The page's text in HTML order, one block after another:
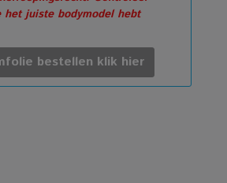
juiste bodymodel hebt
bestellen klik hier